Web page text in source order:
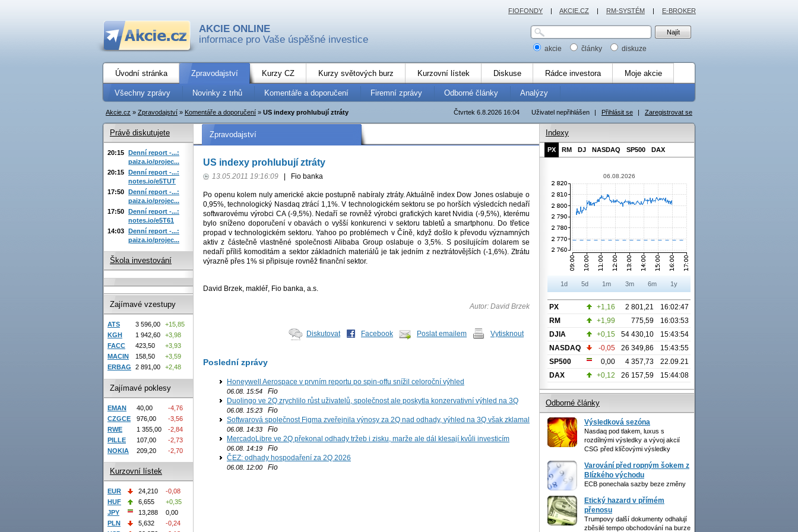
AKCIE ONLINE
informace pro Vaše úspěšné investice
akcie články diskuze
Úvodní stránka Zpravodajství Kurzy CZ Kurzy světových burz Kurzovní lístek Diskuse Rádce investora Moje akcie
Všechny zprávy Novinky z trhů Komentáře a doporučení Firemní zprávy Odborné články Analýzy
Uživatel nepřihlášen | Přihlásit se | Zaregistrovat se
Čtvrtek 6.8.2026 16:04
Akcie.cz » Zpravodajství » Komentáře a doporučení » US indexy prohlubují ztráty
Zpravodajství
US indexy prohlubují ztráty
13.05.2011 19:16:09 Fio banka
Po openu kolem nuly americké akcie postupně nabíraly ztráty. Aktuálně index Dow Jones oslabuje o
0,95%, technologický Nasdaq ztrácí 1,1%. V technologickém sektoru se po horších výsledcích nedaří
softwarovému výrobci CA (-9,5%). Nedaří se rovněž výrobci grafických karet Nvidia (-9,5%), kterému
bylo sníženo doporučení v obavách o vyšší konkurenci v sektoru tabletů a smartphonu. Do třetice
propad v technologickém sektoru. Yahoo po problémech v Číně, když došlo k převodu významných
aktiv z částečně vlastněné společnosti Alibaba Group oslabuje o 3,5%. S posilujícím dolarem se
nedaří příliš komoditám a sektor základních materiálů je tak jedním z neztrátovějších (-1,6%). Ztrátu
výrazně přes 1% si připisuje rovněž finanční sektor.
David Brzek, makléř, Fio banka, a.s.
Autor: David Brzek
Diskutovat Facebook Poslat emailem Vytisknout
Poslední zprávy
Honeywell Aerospace v prvním reportu po spin-offu snížil celoroční výhled
06.08. 15:54 Fio
Duolingo ve 2Q zrychlilo růst uživatelů, společnost ale poskytla konzervativní výhled na 3Q
06.08. 15:23 Fio
Softwarová společnost Figma zveřejnila výnosy za 2Q nad odhady, výhled na 3Q však zklamal
06.08. 14:33 Fio
MercadoLibre ve 2Q překonal odhady tržeb i zisku, marže ale dál klesají kvůli investicím
06.08. 14:19 Fio
ČEZ: odhady hospodaření za 2Q 2026
06.08. 12:00 Fio
Právě diskutujete
20:15 Denní report -...:
paiza.io/projec...
20:15 Denní report -...:
notes.io/e5TUT
17:50 Denní report -...:
paiza.io/projec...
17:50 Denní report -...:
notes.io/e5T61
14:03 Denní report -...:
paiza.io/projec...
Škola investování
Zajímavé vzestupy
ATS 3 596,00
+15,85
KGH
1 942,60
+3,98
FACC
423,50
+3,93
MACIN
158,50
+3,59
ERBAG
2 891,00 +2,48
Zajímavé poklesy
EMAN 40,00
-4,76
CZGCE
976,00
-3,56
RWE
1 355,00
-2,84
PILLE
107,00
-2,73
NOKIA
209,20 -2,70
Kurzovní lístek
EUR 24,210
-0,08
HUF
6,655
+0,35
JPY
13,288
0,00
PLN
5,632
-0,24
Indexy
PX RM DJ NASDAQ SP500 DAX
06.08.2026
1d 5d 1m 3m 6m 1y
PX +1,16 2 801,21
16:02:47
RM
+1,99 775,59
16:03:53
DJIA
+0,15 54 430,10
15:43:54
NASDAQ
-0,05 26 349,86
15:43:55
SP500
0,00 4 357,73
22.09.21
DAX
+0,12 26 157,59 15:44:08
Odborné články
Výsledková sezóna
Nasdaq pod tlakem, luxus s
rozdílnými výsledky a vývoj akcií
CSG před klíčovými výsledky
Varování před ropným šokem z
Blízkého východu
ECB ponechala sazby beze změny
Etický hazard v přímém
přenosu
Trumpovy další dokumenty odhalují
zběsilé tempo obchodování na burze
FIOFONDY | AKCIE.CZ | RM-SYSTÉM | E-BROKER